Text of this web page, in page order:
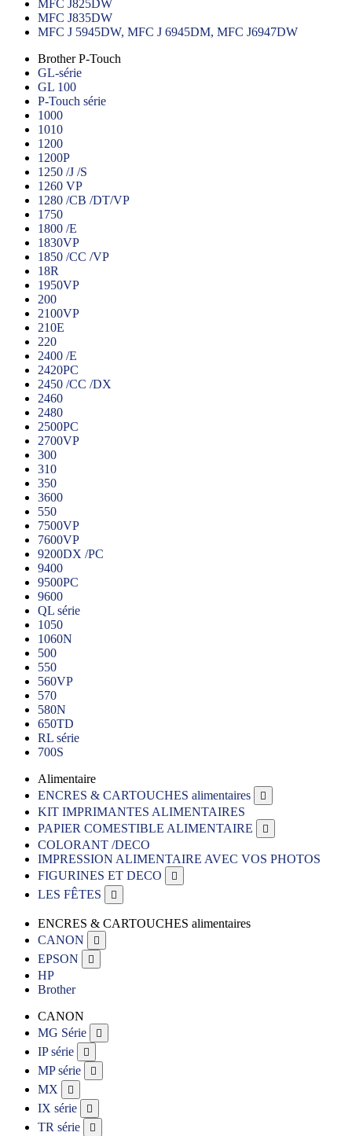
MFC J825DW
MFC J835DW
MFC J 5945DW, MFC J 6945DM, MFC J6947DW
Brother P-Touch
GL-série
GL 100
P-Touch série
1000
1010
1200
1200P
1250 /J /S
1260 VP
1280 /CB /DT/VP
1750
1800 /E
1830VP
1850 /CC /VP
18R
1950VP
200
2100VP
210E
220
2400 /E
2420PC
2450 /CC /DX
2460
2480
2500PC
2700VP
300
310
350
3600
550
7500VP
7600VP
9200DX /PC
9400
9500PC
9600
QL série
1050
1060N
500
550
560VP
570
580N
650TD
RL série
700S
Alimentaire
ENCRES & CARTOUCHES alimentaires

KIT IMPRIMANTES ALIMENTAIRES
PAPIER COMESTIBLE ALIMENTAIRE

COLORANT /DECO
IMPRESSION ALIMENTAIRE AVEC VOS PHOTOS
FIGURINES ET DECO

LES FÊTES 
ENCRES & CARTOUCHES alimentaires
CANON

EPSON 
HP
Brother
CANON
MG Série

IP série 
MP série 
MX 
IX série 
TR série 